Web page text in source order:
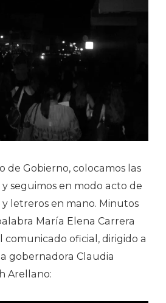
de Gobierno, colocamos las
seguimos en modo acto de
y letreros en mano. Minutos
María Elena Carrera
oficial, dirigido a
gobernadora Claudia
Arellano: